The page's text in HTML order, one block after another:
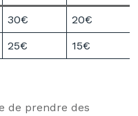
30€
20€
25€ 15€
de prendre des